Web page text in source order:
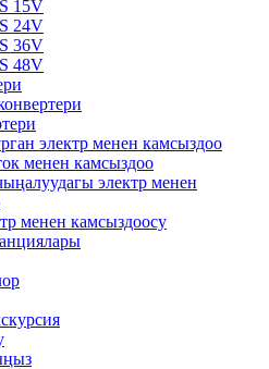
15V
24V
36V
48V
электр менен камсыздоо
менен камсыздоо
электр менен
менен камсыздоосу